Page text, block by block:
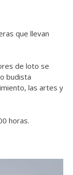
que llevan
de loto se
budista
las artes y
horas.